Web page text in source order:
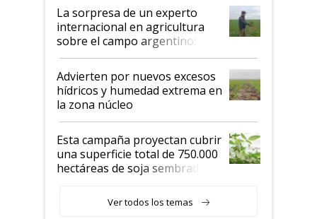
La sorpresa de un experto
internacional en agricultura
sobre el campo argentino:
"Estoy muy impresionado"
Advierten por nuevos excesos
hídricos y humedad extrema en
la zona núcleo
Esta campaña proyectan cubrir
una superficie total de 750.000
hectáreas de soja sembradas
variedades que marcan un
salto tecnológico en genética y
Ver todos los temas